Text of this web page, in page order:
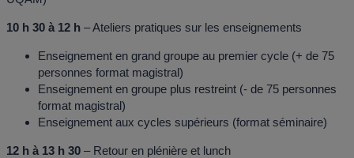
10 h 30 à 12 h – Ateliers pratiques sur les enseignements
Enseignement en grand groupe au premier cycle (+ de 75
personnes format magistral)
Enseignement en groupe plus restreint (- de 75 personnes
format magistral)
Enseignement aux cycles supérieurs (format séminaire)
12 h à 13 h 30 – Retour en plénière et lunch